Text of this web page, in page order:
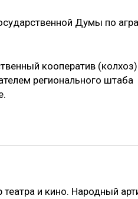
Думы по
кооператив
регионального штаба
театра и кино. Народный